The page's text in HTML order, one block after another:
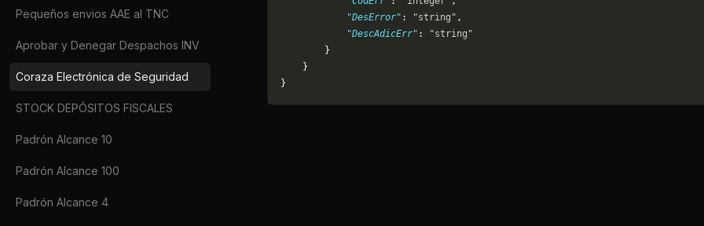
Pequeños envios AAE al TNC
Aprobar y Denegar Despachos INV
Coraza Electrónica de Seguridad
STOCK DEPÓSITOS FISCALES
Padrón Alcance 10
Padrón Alcance 100
Padrón Alcance 4
            "DesError"
: "string" ,
            "DescAdicErr"
:
"string"
        }
    }
}